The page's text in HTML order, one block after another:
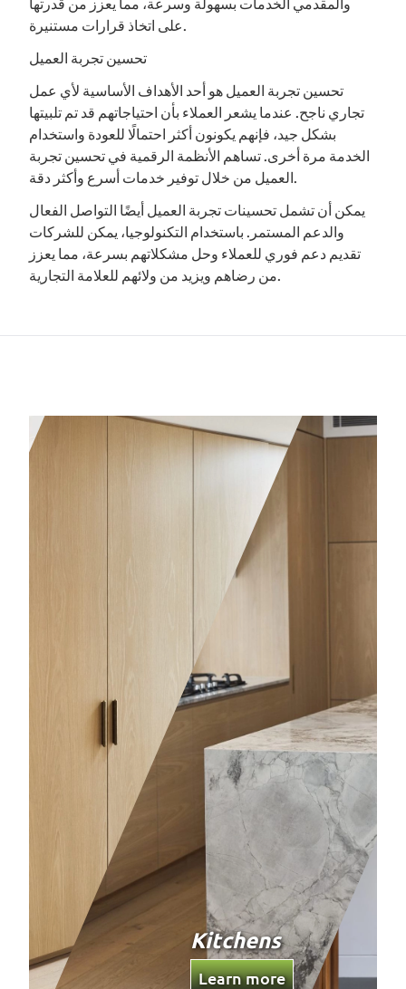
والمقدمي الخدمات بسهولة وسرعة، مما يعزز من قدرتها
على اتخاذ قرارات مستنيرة.
تحسين تجربة العميل
تحسين تجربة العميل هو أحد الأهداف الأساسية لأي عمل
تجاري ناجح. عندما يشعر العملاء بأن احتياجاتهم قد تم تلبيتها
بشكل جيد، فإنهم يكونون أكثر احتمالًا للعودة واستخدام
الخدمة مرة أخرى. تساهم الأنظمة الرقمية في تحسين تجربة
العميل من خلال توفير خدمات أسرع وأكثر دقة.
يمكن أن تشمل تحسينات تجربة العميل أيضًا التواصل الفعال
والدعم المستمر. باستخدام التكنولوجيا، يمكن للشركات
تقديم دعم فوري للعملاء وحل مشكلاتهم بسرعة، مما يعزز
من رضاهم ويزيد من ولائهم للعلامة التجارية.
Custom
Joinery
Learn more